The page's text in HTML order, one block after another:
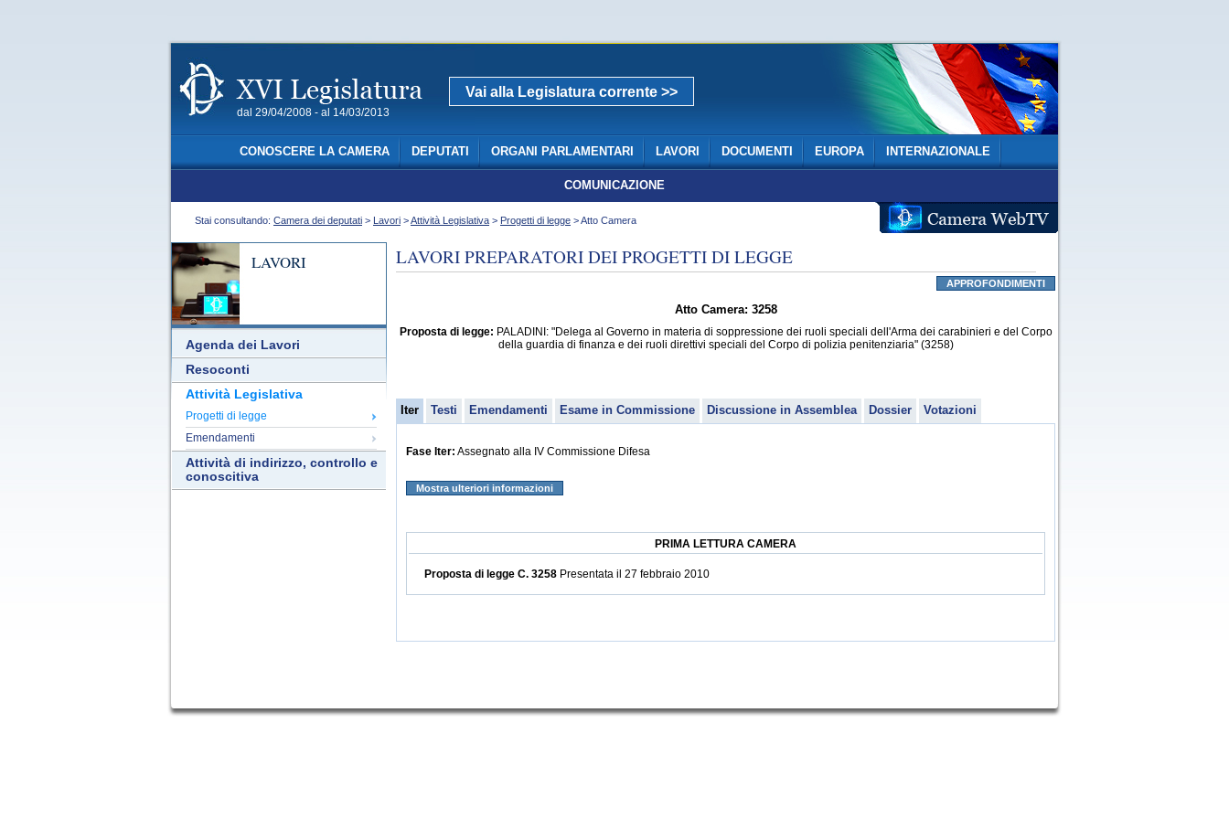
dal 29/04/2008 - al 14/03/2013
Vai alla Legislatura corrente >>
CONOSCERE LA CAMERA DEPUTATI ORGANI PARLAMENTARI LAVORI DOCUMENTI EUROPA INTERNAZIONALE
COMUNICAZIONE
Stai consultando: Camera dei deputati > Lavori >Attività Legislativa > Progetti di legge > Atto Camera
LAVORI
Agenda dei Lavori
Resoconti
Attività Legislativa
Progetti di legge
Emendamenti
Attività di indirizzo, controllo e
conoscitiva
LAVORI PREPARATORI DEI PROGETTI DI LEGGE
APPROFONDIMENTI
Atto Camera: 3258
Proposta di legge: PALADINI: "Delega al Governo in materia di soppressione dei ruoli speciali dell'Arma dei carabinieri e del Corpo
della guardia di finanza e dei ruoli direttivi speciali del Corpo di polizia penitenziaria" (3258)
Iter Testi Emendamenti Esame in Commissione Discussione in Assemblea Dossier Votazioni
Fase Iter: Assegnato alla IV Commissione Difesa
Mostra ulteriori informazioni
PRIMA LETTURA CAMERA
Proposta di legge C. 3258 Presentata il 27 febbraio 2010